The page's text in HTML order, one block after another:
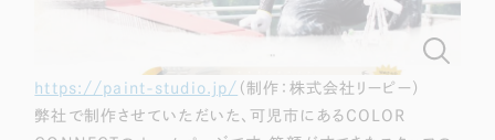
クラウド型工数管理ツール
日報ツールで案件ごとの営業利益をリアルタイムに可視化
制作実績
https://paint-studio.jp/ （制作：株式会社リーピー）
弊社で制作させていただいた、可児市にあるCOLOR